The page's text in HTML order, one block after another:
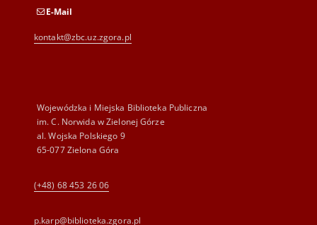
E-Mail
kontakt@zbc.uz.zgora.pl
Wojewódzka i Miejska Biblioteka Publiczna
im. C. Norwida w Zielonej Górze
al. Wojska Polskiego 9
65-077 Zielona Góra
(+48) 68 453 26 06
p.karp@biblioteka.zgora.pl